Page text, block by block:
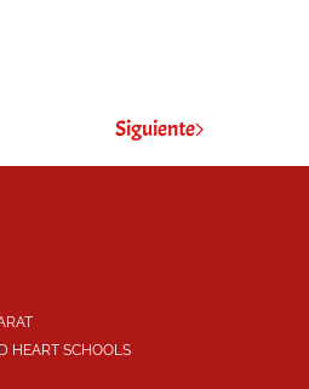
Siguiente
HEART SCHOOLS